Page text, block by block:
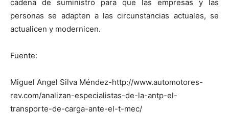
cadena de suministro para que las empresas y las
personas se adapten a las circunstancias actuales, se
actualicen y modernicen.
Fuente:
Miguel Angel Silva Méndez-http://www.automotores-
rev.com/analizan-especialistas-de-la-antp-el-
transporte-de-carga-ante-el-t-mec/